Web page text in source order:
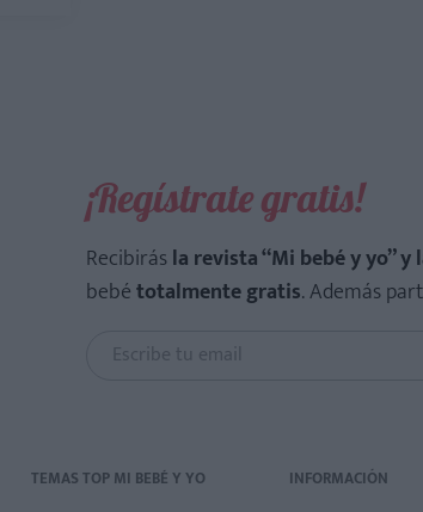
¡Regístrate gratis!
Recibirásla revista “Mi bebé y yo”
bebétotalmente gratis. Además
TEMAS TOP MI BEBÉ Y YO INFORMACIÓN